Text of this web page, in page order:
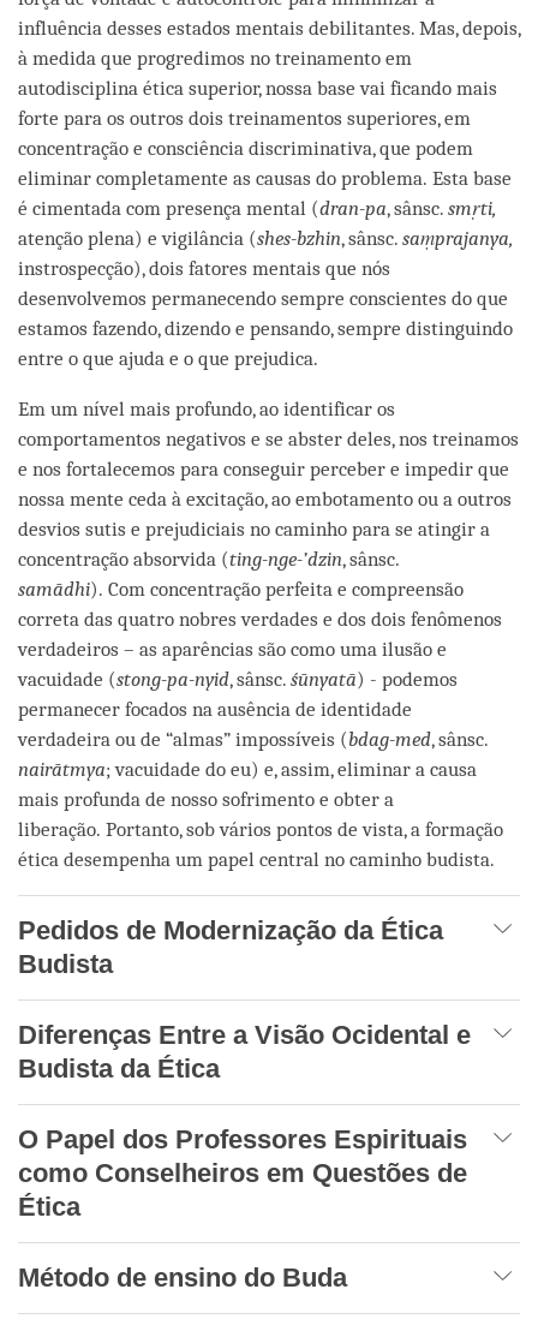
influência desses estados mentais debilitantes. Mas, depois,
à medida que progredimos no treinamento em
autodisciplina ética superior, nossa base vai ficando mais
forte para os outros dois treinamentos superiores, em
concentração e consciência discriminativa, que podem
eliminar completamente as causas do problema. Esta base
é cimentada com presença mental (dran-pa, sânsc. smṛti,
atenção plena) e vigilância (shes-bzhin, sânsc. saṃprajanya,
instrospecção), dois fatores mentais que nós
desenvolvemos permanecendo sempre conscientes do que
estamos fazendo, dizendo e pensando, sempre distinguindo
entre o que ajuda e o que prejudica.
Em um nível mais profundo, ao identificar os
comportamentos negativos e se abster deles, nos treinamos
e nos fortalecemos para conseguir perceber e impedir que
nossa mente ceda à excitação, ao embotamento ou a outros
desvios sutis e prejudiciais no caminho para se atingir a
concentração absorvida (ting-nge-’dzin, sânsc.
samādhi). Com concentração perfeita e compreensão
correta das quatro nobres verdades e dos dois fenômenos
verdadeiros – as aparências são como uma ilusão e
vacuidade (stong-pa-nyid, sânsc. śūnyatā) - podemos
permanecer focados na ausência de identidade
verdadeira ou de “almas” impossíveis (bdag-med, sânsc.
nairātmya; vacuidade do eu) e, assim, eliminar a causa
mais profunda de nosso sofrimento e obter a
liberação. Portanto, sob vários pontos de vista, a formação
ética desempenha um papel central no caminho budista.
Pedidos de Modernização da Ética
Budista
Diferenças Entre a Visão Ocidental e
Budista da Ética
O Papel dos Professores Espirituais
como Conselheiros em Questões de
Ética
Método de ensino do Buda